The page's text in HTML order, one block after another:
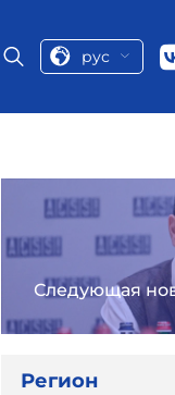
рус
Следующая
Регион